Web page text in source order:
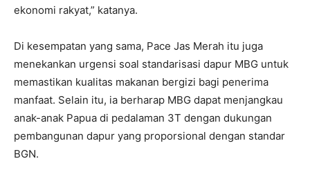
ekonomi rakyat,” katanya.
Di kesempatan yang sama, Pace Jas Merah itu juga
menekankan urgensi soal standarisasi dapur MBG untuk
memastikan kualitas makanan bergizi bagi penerima
manfaat. Selain itu, ia berharap MBG dapat menjangkau
anak-anak Papua di pedalaman 3T dengan dukungan
pembangunan dapur yang proporsional dengan standar
BGN.